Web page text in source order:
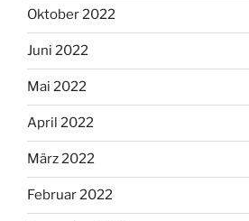
Oktober 2022
Juni 2022
Mai 2022
April 2022
März 2022
Februar 2022